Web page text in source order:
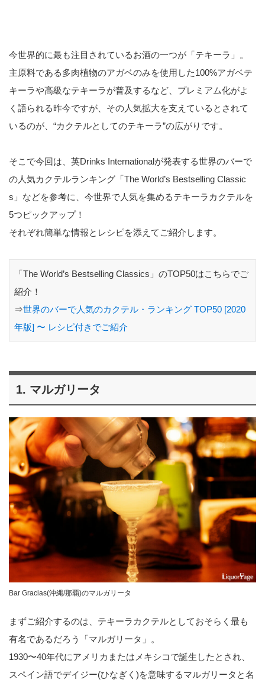
今世界的に最も注目されているお酒の一つが「テキーラ」。
主原料である多肉植物のアガベのみを使用した100%アガベテ
キーラや高級なテキーラが普及するなど、プレミアム化がよ
く語られる昨今ですが、その人気拡大を支えているとされて
いるのが、“カクテルとしてのテキーラ”の広がりです。
そこで今回は、英Drinks Internationalが発表する世界のバーで
の人気カクテルランキング「The World’s Bestselling Classic
s」などを参考に、今世界で人気を集めるテキーラカクテルを
5つピックアップ！
それぞれ簡単な情報とレシピを添えてご紹介します。
「The World’s Bestselling Classics」のTOP50はこちらでご
紹介！
⇒世界のバーで人気のカクテル・ランキング TOP50 [2020
年版] 〜 レシピ付きでご紹介
1. マルガリータ
Bar Gracias(沖縄/那覇)のマルガリータ
まずご紹介するのは、テキーラカクテルとしておそらく最も
有名であるだろう「マルガリータ」。
1930〜40年代にアメリカまたはメキシコで誕生したとされ、
スペイン語でデイジー(ひなぎく)を意味するマルガリータと名